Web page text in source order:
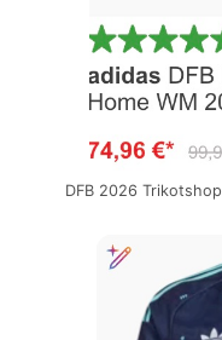
DFB 2026 Trikotshop